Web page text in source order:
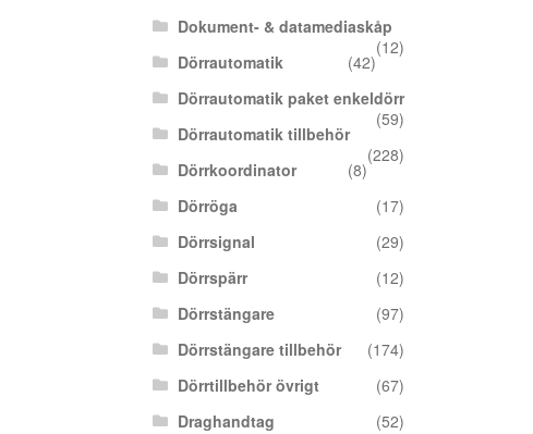
Dokument- & datamediaskåp
(12)
Dörrautomatik
(42)
Dörrautomatik paket enkeldörr
(59)
Dörrautomatik tillbehör
(228)
Dörrkoordinator
(8)
Dörröga
(17)
Dörrsignal
(29)
Dörrspärr
(12)
Dörrstängare
(97)
Dörrstängare tillbehör
(174)
Dörrtillbehör övrigt
(67)
Draghandtag
(52)